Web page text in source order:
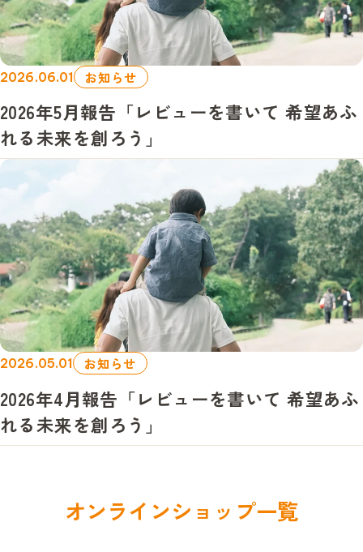
2026.06.01 お知らせ
2026年5月報告「レビューを書いて 希望あふ
れる未来を創ろう」
2026.05.01 お知らせ
2026年4月報告「レビューを書いて 希望あふ
れる未来を創ろう」
オンライ ンシ ョ ッ プ一覧